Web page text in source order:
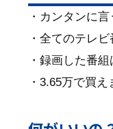
・カンタンに
・全てのテレ
・録画した番
・3.65万で買